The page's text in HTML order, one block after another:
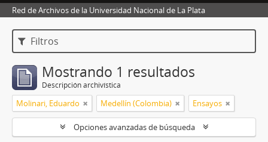
Red de Archivos de la Universidad Nacional de La Plata
Filtros
Mostrando 1 resultados
Descripción archivística
Molinari, Eduardo Medellín (Colombia) Ensayos
Opciones avanzadas de búsqueda